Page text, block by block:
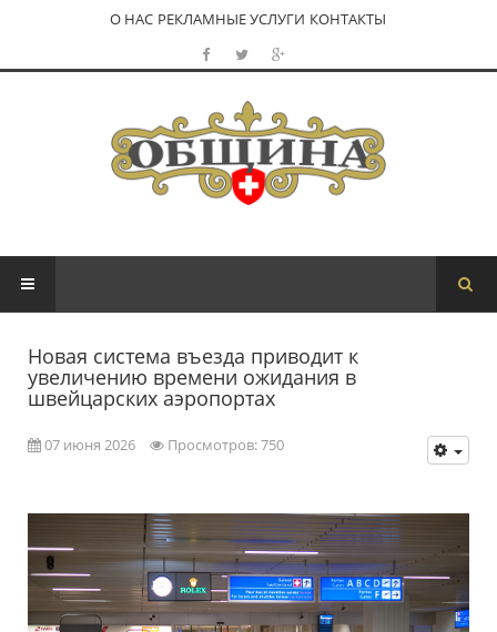
О НАС РЕКЛАМНЫЕ УСЛУГИ КОНТАКТЫ
Новая система въезда приводит к
увеличению времени ожидания в
швейцарских аэропортах
07 июня 2026 Просмотров: 750